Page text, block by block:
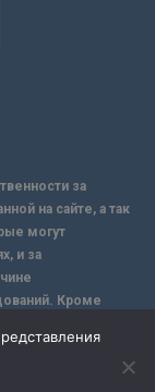
за
на сайте, а так
могут
и за
Кроме
за